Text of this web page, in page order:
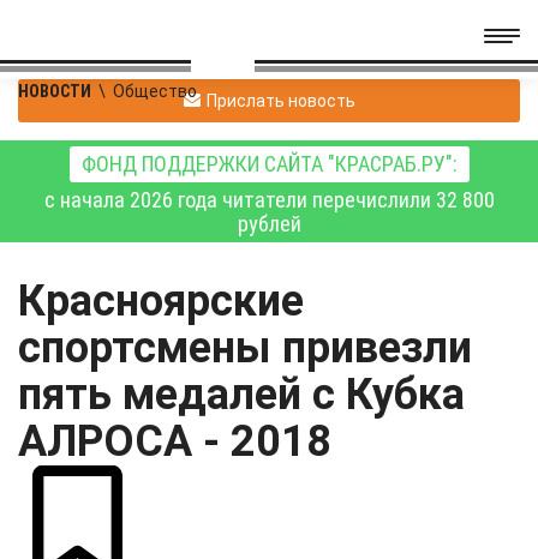
НОВОСТИ \ Общество Прислать новость
ФОНД ПОДДЕРЖКИ САЙТА "КРАСРАБ.РУ":
с начала 2026 года читатели перечислили 32 800
рублей
Красноярские
спортсмены привезли
пять медалей с Кубка
АЛРОСА - 2018